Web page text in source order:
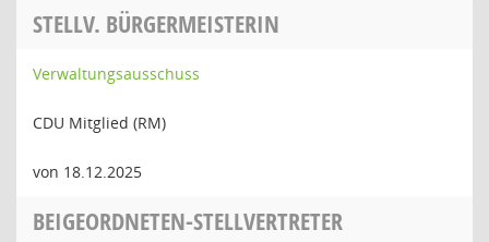
STELLV. BÜRGERMEISTERIN
Verwaltungsausschuss
CDU Mitglied (RM)
von 18.12.2025
BEIGEORDNETEN-STELLVERTRETER